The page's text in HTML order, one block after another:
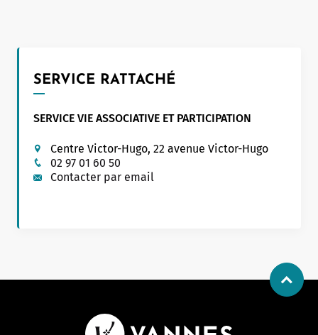
SERVICE RATTACHÉ
SERVICE VIE ASSOCIATIVE ET PARTICIPATION
Centre Victor-Hugo, 22 avenue Victor-Hugo
02 97 01 60 50
Contacter par email